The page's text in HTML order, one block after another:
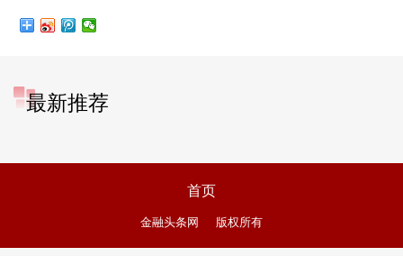
最新推荐
首页
金融头条网 版权所有